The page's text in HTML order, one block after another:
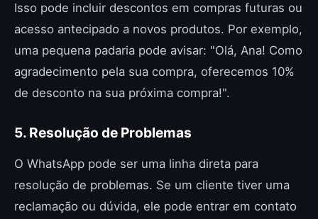
Isso pode incluir descontos em compras futuras ou
acesso antecipado a novos produtos. Por exemplo,
uma pequena padaria pode avisar: "Olá, Ana! Como
agradecimento pela sua compra, oferecemos 10%
de desconto na sua próxima compra!".
5. Resolução de Problemas
O WhatsApp pode ser uma linha direta para
resolução de problemas. Se um cliente tiver uma
reclamação ou dúvida, ele pode entrar em contato